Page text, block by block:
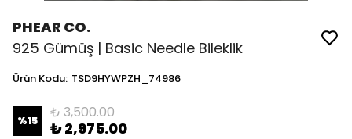
PHEAR CO.
925 Gümüş | Basic Needle Bileklik
Ürün Kodu: TSD9HYWPZH_74986
%15 ₺ 3,500.00
₺ 2,975.00